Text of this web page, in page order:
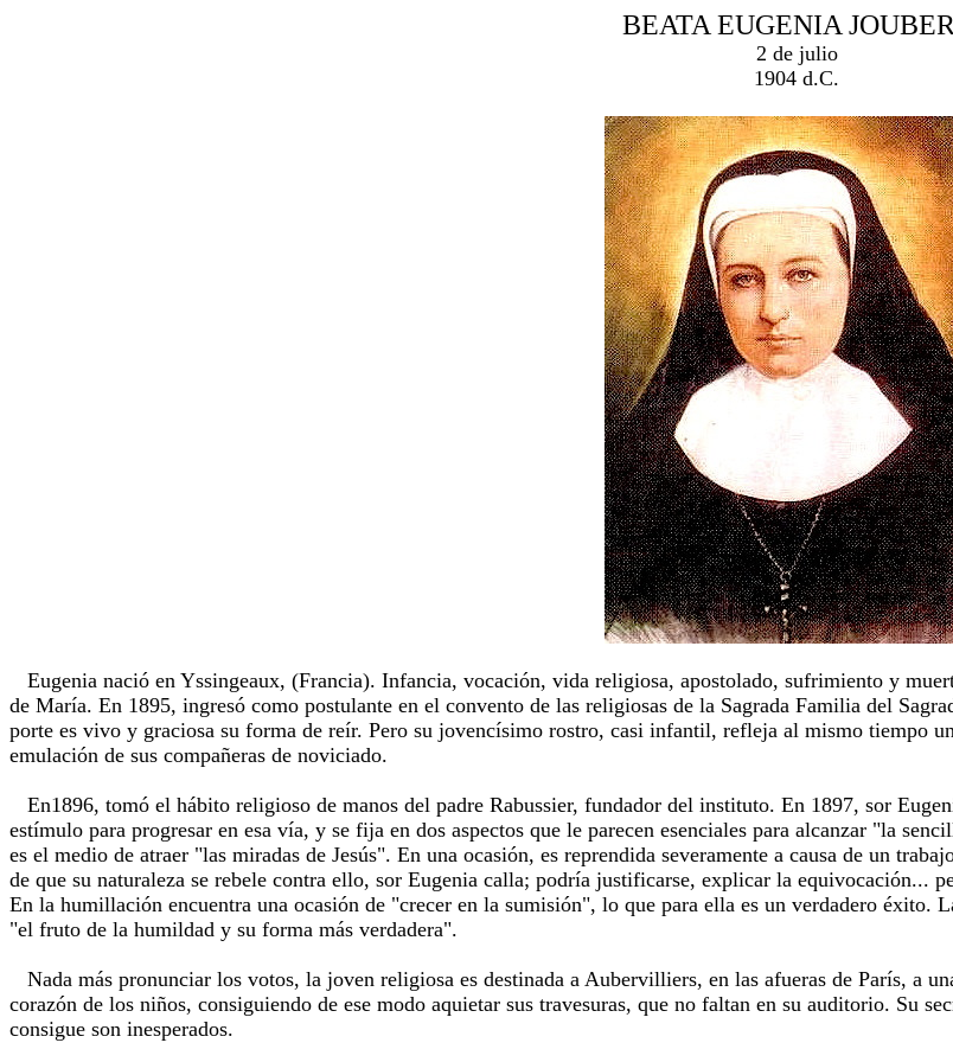
BEATA EUGENIA
2 de julio
1904 d.C.
Eugenia nació en Yssingeaux, (Francia). Infancia, vocación, vida religiosa, apostolado, sufrimiento y
de María. En 1895, ingresó como postulante en el convento de las religiosas de la Sagrada Familia del
porte es vivo y graciosa su forma de reír. Pero su jovencísimo rostro, casi infantil, refleja al mismo tiempo
emulación de sus compañeras de noviciado.
En1896, tomó el hábito religioso de manos del padre Rabussier, fundador del instituto. En 1897, sor
estímulo para progresar en esa vía, y se fija en dos aspectos que le parecen esenciales para alcanzar "la
es el medio de atraer "las miradas de Jesús". En una ocasión, es reprendida severamente a causa de un
de que su naturaleza se rebele contra ello, sor Eugenia calla; podría justificarse, explicar la equivocación...
En la humillación encuentra una ocasión de "crecer en la sumisión", lo que para ella es un verdadero éxito.
"el fruto de la humildad y su forma más verdadera".
Nada más pronunciar los votos, la joven religiosa es destinada a Aubervilliers, en las afueras de París, a
corazón de los niños, consiguiendo de ese modo aquietar sus travesuras, que no faltan en su auditorio. Su
consigue son inesperados.